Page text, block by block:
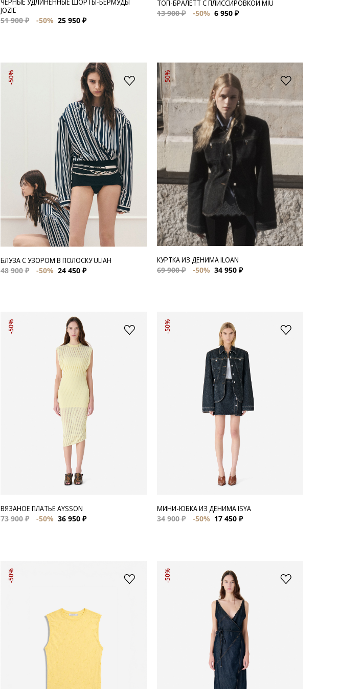
ЧЕРНЫЕ УДЛИНЕННЫЕ ШОРТЫ-БЕРМУДЫ
JOZIE
51 900 ₽
-50% 25 950 ₽
ТОП-БРАЛЕТТ С ПЛИССИРОВКОЙ MIU
13 900 ₽
-50% 6 950 ₽
-50%
БЛУЗА С УЗОРОМ В ПОЛОСКУ ULIAH
48 900 ₽
-50% 24 450 ₽
-50%
КУРТКА ИЗ ДЕНИМА ILOAN
69 900 ₽
-50% 34 950 ₽
-50%
ВЯЗАНОЕ ПЛАТЬЕ AYSSON
73 900 ₽
-50% 36 950 ₽
-50%
МИНИ-ЮБКА ИЗ ДЕНИМА ISYA
34 900 ₽
-50% 17 450 ₽
-50% -50%